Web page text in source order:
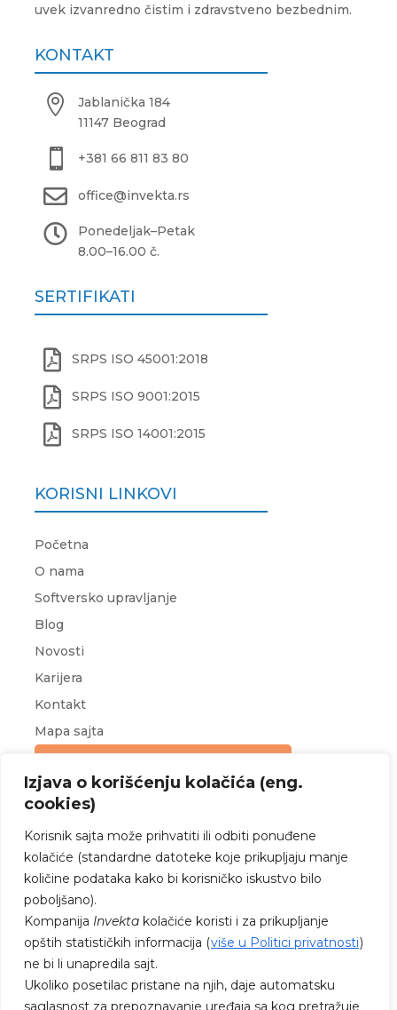
Izjava o korišćenju kolačića (eng.
cookies)
Korisnik sajta može prihvatiti ili odbiti ponuđene
kolačiće (standardne datoteke koje prikupljaju manje
količine podataka kako bi korisničko iskustvo bilo
poboljšano).
Kompanija Invekta kolačiće koristi i za prikupljanje
opštih statističkih informacija (više u Politici privatnosti)
ne bi li unapredila sajt.
Ukoliko posetilac pristane na njih, daje automatsku
saglasnost za prepoznavanje uređaja sa kog pretražuje
uvek izvanredno čistim i zdravstveno bezbednim.
KONTAKT

Jablanička 184
11147 Beograd
 +381 66 811 83 80
 office@invekta.rs
 Ponedeljak–Petak
8.00–16.00 č.
SERTIFIKATI
 SRPS ISO 45001:2018
 SRPS ISO 9001:2015
 SRPS ISO 14001:2015
KORISNI LINKOVI
Početna
O nama
Softversko upravljanje
Blog
Novosti
Karijera
Kontakt
Mapa sajta
PRATITE NAS NA FEJSBUKU I
INSTAGRAMU